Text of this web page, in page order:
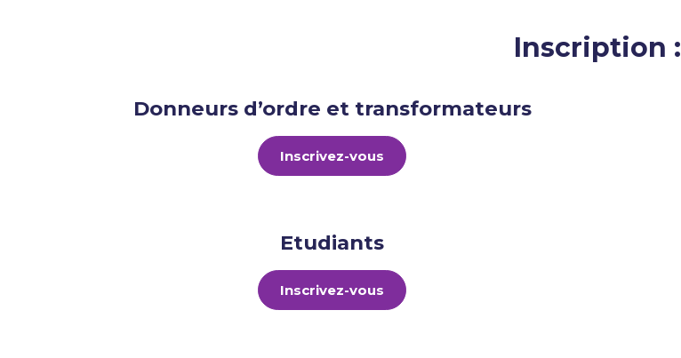
Inscription :
Donneurs d’ordre et transformateurs
Inscrivez-vous
Etudiants
Inscrivez-vous